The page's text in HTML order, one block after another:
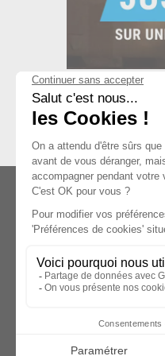
ESPACE
8.500
© 2026 -KPX PARTS-